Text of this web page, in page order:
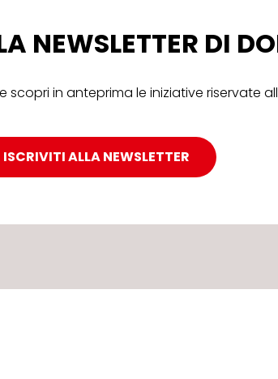
NEWSLETTER DI
scopri in anteprima le iniziative riservate
ISCRIVITI ALLA NEWSLETTER